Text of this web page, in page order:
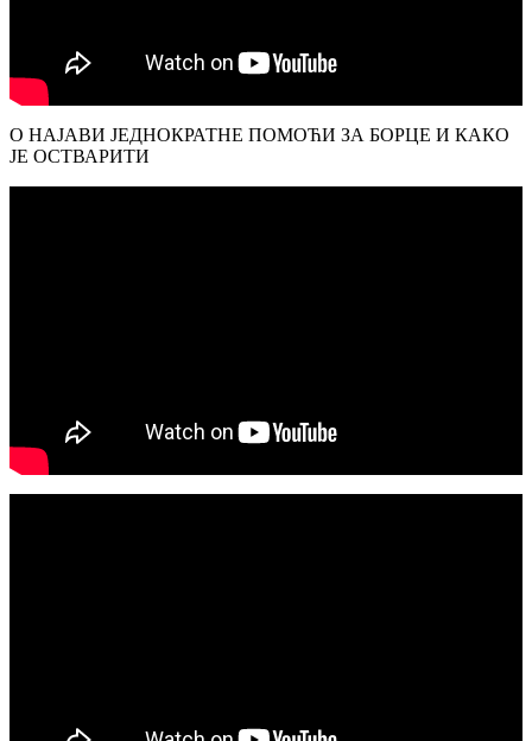
О НАЈАВИ ЈЕДНОКРАТНЕ ПОМОЋИ ЗА БОРЦЕ И КАКО
ЈЕ ОСТВАРИТИ